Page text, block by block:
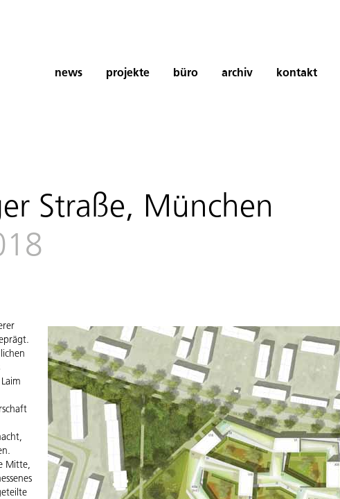
news projekte büro archiv kontakt
Straße, München
Mitte,